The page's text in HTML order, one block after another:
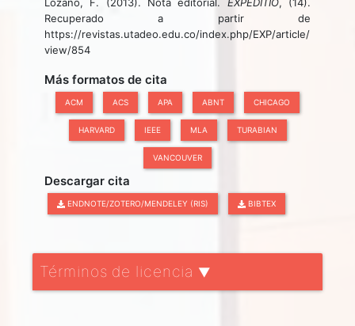
Lozano, F. (2013). Nota editorial. EXPEDITĬO, (14).
Recuperado a partir de
https://revistas.utadeo.edu.co/index.php/EXP/article/
view/854
Más formatos de cita
ACM ACS APA ABNT CHICAGO
HARVARD IEEE MLA TURABIAN
VANCOUVER
Descargar cita
ENDNOTE/ZOTERO/MENDELEY (RIS) BIBTEX
Términos de licencia ▼